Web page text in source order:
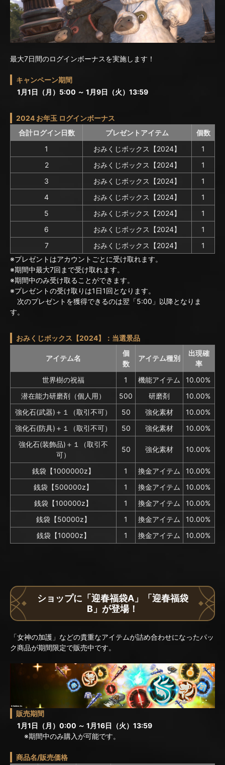
最大7日間のログインボーナスを実施します！
キャンペーン期間
1月1日（月）5:00 ～ 1月9日（火）13:59
2024 お年玉 ログインボーナス
合計ログイン日数
プレゼントアイテム
個数
1
おみくじボックス【2024】
1
2
おみくじボックス【2024】
1
3
おみくじボックス【2024】
1
4
おみくじボックス【2024】
1
5
おみくじボックス【2024】
1
6
おみくじボックス【2024】
1
7
おみくじボックス【2024】
1
※プレゼントはアカウントごとに受け取れます。
※期間中最大7回まで受け取れます。
※期間中のみ受け取ることができます。
※プレゼントの受け取りは1日1回となります。
次のプレゼントを獲得できるのは翌「5:00」以降となりま
す。
おみくじボックス【2024】：当選景品
アイテム名
個
数
アイテム種別
出現確
率
世界樹の祝福
1 機能アイテム
10.00%
潜在能力研磨剤（個人用）
500 研磨剤
10.00%
強化石(武器)＋１（取引不可）
50 強化素材
10.00%
強化石(防具)＋１（取引不可）
50 強化素材
10.00%
強化石(装飾品)＋１（取引不
可）
50 強化素材 10.00%
銭袋【1000000z】 1 換金アイテム
10.00%
銭袋【500000z】
1 換金アイテム
10.00%
銭袋【100000z】
1 換金アイテム
10.00%
銭袋【50000z】
1 換金アイテム
10.00%
銭袋【10000z】
1 換金アイテム 10.00%
ショップに「迎春福袋A」「迎春福袋
B」が登場！
「女神の加護」などの貴重なアイテムが詰め合わせになったパッ
ク商品が期間限定で販売中です。
販売期間
1月1日（月）0:00 ～ 1月16日（火）13:59
※期間中のみ購入が可能です。
商品名/販売価格